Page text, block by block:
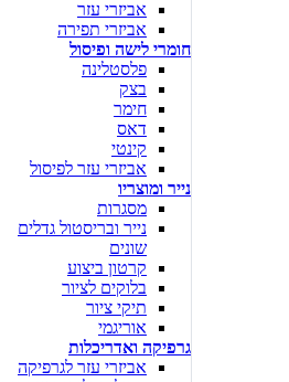
אביזרי עזר
אביזרי תפירה
חומרי לישה ופיסול
פלסטלינה
בצק
חימר
דאס
קינטי
אביזרי עזר לפיסול
נייר ומוצריו
מסגרות
נייר ובריסטול גדלים
שונים
קרטון ביצוע
בלוקים לציור
תיקי ציור
אוריגמי
גרפיקה ואדריכלות
אביזרי עזר לגרפיקה